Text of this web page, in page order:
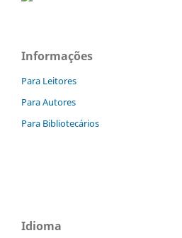
Informações
Para Leitores
Para Autores
Para Bibliotecários
Idioma